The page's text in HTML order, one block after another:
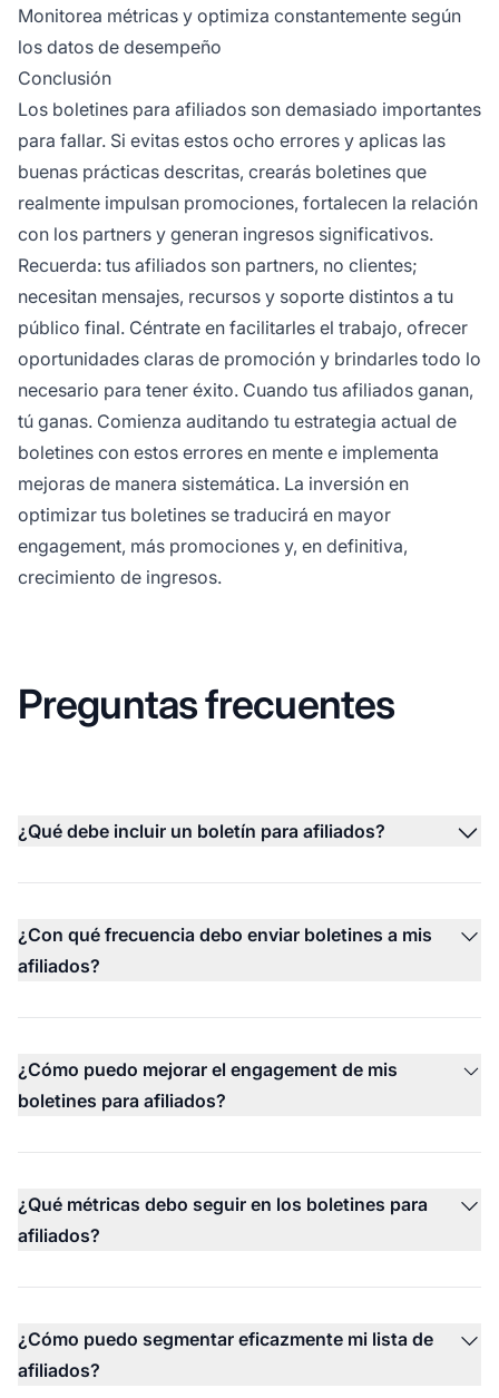
Monitorea métricas y optimiza constantemente según
los datos de desempeño
Conclusión
Los boletines para afiliados son demasiado importantes
para fallar. Si evitas estos ocho errores y aplicas las
buenas prácticas descritas, crearás boletines que
realmente impulsan promociones, fortalecen la relación
con los partners y generan ingresos significativos.
Recuerda: tus afiliados son partners, no clientes;
necesitan mensajes, recursos y soporte distintos a tu
público final. Céntrate en facilitarles el trabajo, ofrecer
oportunidades claras de promoción y brindarles todo lo
necesario para tener éxito. Cuando tus afiliados ganan,
tú ganas. Comienza auditando tu estrategia actual de
boletines con estos errores en mente e implementa
mejoras de manera sistemática. La inversión en
optimizar tus boletines se traducirá en mayor
engagement, más promociones y, en definitiva,
crecimiento de ingresos.
Preguntas frecuentes
¿Qué debe incluir un boletín para afiliados?
¿Con qué frecuencia debo enviar boletines a mis
afiliados?
¿Cómo puedo mejorar el engagement de mis
boletines para afiliados?
¿Qué métricas debo seguir en los boletines para
afiliados?
¿Cómo puedo segmentar eficazmente mi lista de
afiliados?